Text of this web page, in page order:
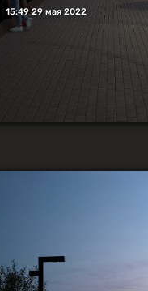
15:49 29 мая 2022